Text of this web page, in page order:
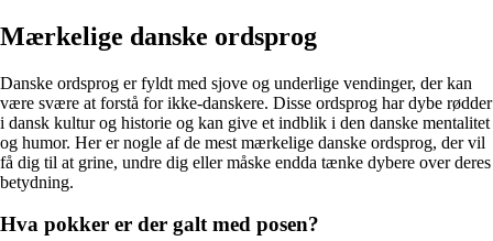
Mærkelige danske ordsprog
Danske ordsprog er fyldt med sjove og underlige vendinger, der kan
være svære at forstå for ikke-danskere. Disse ordsprog har dybe rødder
i dansk kultur og historie og kan give et indblik i den danske mentalitet
og humor. Her er nogle af de mest mærkelige danske ordsprog, der vil
få dig til at grine, undre dig eller måske endda tænke dybere over deres
betydning.
Hva pokker er der galt med posen?